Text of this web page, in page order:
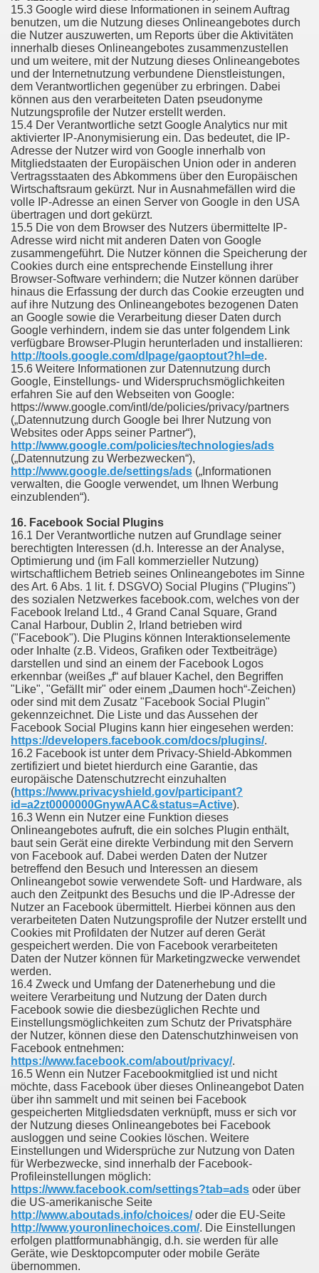
15.3 Google wird diese Informationen in seinem Auftrag
benutzen, um die Nutzung dieses Onlineangebotes durch
die Nutzer auszuwerten, um Reports über die Aktivitäten
innerhalb dieses Onlineangebotes zusammenzustellen
und um weitere, mit der Nutzung dieses Onlineangebotes
und der Internetnutzung verbundene Dienstleistungen,
dem Verantwortlichen gegenüber zu erbringen. Dabei
können aus den verarbeiteten Daten pseudonyme
Nutzungsprofile der Nutzer erstellt werden.
15.4 Der Verantwortliche setzt Google Analytics nur mit
aktivierter IP-Anonymisierung ein. Das bedeutet, die IP-
Adresse der Nutzer wird von Google innerhalb von
Mitgliedstaaten der Europäischen Union oder in anderen
Vertragsstaaten des Abkommens über den Europäischen
Wirtschaftsraum gekürzt. Nur in Ausnahmefällen wird die
volle IP-Adresse an einen Server von Google in den USA
übertragen und dort gekürzt.
15.5 Die von dem Browser des Nutzers übermittelte IP-
Adresse wird nicht mit anderen Daten von Google
zusammengeführt. Die Nutzer können die Speicherung der
Cookies durch eine entsprechende Einstellung ihrer
Browser-Software verhindern; die Nutzer können darüber
hinaus die Erfassung der durch das Cookie erzeugten und
auf ihre Nutzung des Onlineangebotes bezogenen Daten
an Google sowie die Verarbeitung dieser Daten durch
Google verhindern, indem sie das unter folgendem Link
verfügbare Browser-Plugin herunterladen und installieren:
http://tools.google.com/dlpage/gaoptout?hl=de.
15.6 Weitere Informationen zur Datennutzung durch
Google, Einstellungs- und Widerspruchsmöglichkeiten
erfahren Sie auf den Webseiten von Google:
https://www.google.com/intl/de/policies/privacy/partners
(„Datennutzung durch Google bei Ihrer Nutzung von
Websites oder Apps seiner Partner“),
http://www.google.com/policies/technologies/ads
(„Datennutzung zu Werbezwecken“),
http://www.google.de/settings/ads („Informationen
verwalten, die Google verwendet, um Ihnen Werbung
einzublenden“).
16. Facebook Social Plugins
16.1 Der Verantwortliche nutzen auf Grundlage seiner
berechtigten Interessen (d.h. Interesse an der Analyse,
Optimierung und (im Fall kommerzieller Nutzung)
wirtschaftlichem Betrieb seines Onlineangebotes im Sinne
des Art. 6 Abs. 1 lit. f. DSGVO) Social Plugins ("Plugins")
des sozialen Netzwerkes facebook.com, welches von der
Facebook Ireland Ltd., 4 Grand Canal Square, Grand
Canal Harbour, Dublin 2, Irland betrieben wird
("Facebook"). Die Plugins können Interaktionselemente
oder Inhalte (z.B. Videos, Grafiken oder Textbeiträge)
darstellen und sind an einem der Facebook Logos
erkennbar (weißes „f“ auf blauer Kachel, den Begriffen
"Like", "Gefällt mir" oder einem „Daumen hoch“-Zeichen)
oder sind mit dem Zusatz "Facebook Social Plugin"
gekennzeichnet. Die Liste und das Aussehen der
Facebook Social Plugins kann hier eingesehen werden:
https://developers.facebook.com/docs/plugins/.
16.2 Facebook ist unter dem Privacy-Shield-Abkommen
zertifiziert und bietet hierdurch eine Garantie, das
europäische Datenschutzrecht einzuhalten
(https://www.privacyshield.gov/participant?
id=a2zt0000000GnywAAC&status=Active).
16.3 Wenn ein Nutzer eine Funktion dieses
Onlineangebotes aufruft, die ein solches Plugin enthält,
baut sein Gerät eine direkte Verbindung mit den Servern
von Facebook auf. Dabei werden Daten der Nutzer
betreffend den Besuch und Interessen an diesem
Onlineangebot sowie verwendete Soft- und Hardware, als
auch den Zeitpunkt des Besuchs und die IP-Adresse der
Nutzer an Facebook übermittelt. Hierbei können aus den
verarbeiteten Daten Nutzungsprofile der Nutzer erstellt und
Cookies mit Profildaten der Nutzer auf deren Gerät
gespeichert werden. Die von Facebook verarbeiteten
Daten der Nutzer können für Marketingzwecke verwendet
werden.
16.4 Zweck und Umfang der Datenerhebung und die
weitere Verarbeitung und Nutzung der Daten durch
Facebook sowie die diesbezüglichen Rechte und
Einstellungsmöglichkeiten zum Schutz der Privatsphäre
der Nutzer, können diese den Datenschutzhinweisen von
Facebook entnehmen:
https://www.facebook.com/about/privacy/.
16.5 Wenn ein Nutzer Facebookmitglied ist und nicht
möchte, dass Facebook über dieses Onlineangebot Daten
über ihn sammelt und mit seinen bei Facebook
gespeicherten Mitgliedsdaten verknüpft, muss er sich vor
der Nutzung dieses Onlineangebotes bei Facebook
ausloggen und seine Cookies löschen. Weitere
Einstellungen und Widersprüche zur Nutzung von Daten
für Werbezwecke, sind innerhalb der Facebook-
Profileinstellungen möglich:
https://www.facebook.com/settings?tab=ads oder über
die US-amerikanische Seite
http://www.aboutads.info/choices/oder die EU-Seite
http://www.youronlinechoices.com/. Die Einstellungen
erfolgen plattformunabhängig, d.h. sie werden für alle
Geräte, wie Desktopcomputer oder mobile Geräte
übernommen.